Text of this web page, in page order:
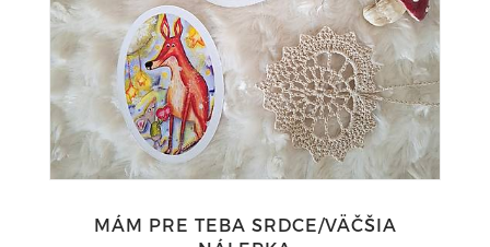
MÁM PRE TEBA SRDCE/VÄČŠIA